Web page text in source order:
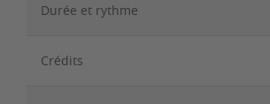
Durée et rythme
Crédits